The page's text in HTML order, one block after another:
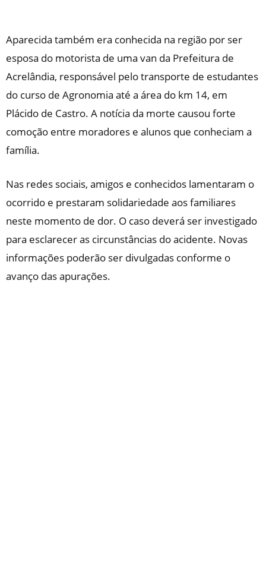
Aparecida também era conhecida na região por ser
esposa do motorista de uma van da Prefeitura de
Acrelândia, responsável pelo transporte de estudantes
do curso de Agronomia até a área do km 14, em
Plácido de Castro. A notícia da morte causou forte
comoção entre moradores e alunos que conheciam a
família.
Nas redes sociais, amigos e conhecidos lamentaram o
ocorrido e prestaram solidariedade aos familiares
neste momento de dor. O caso deverá ser investigado
para esclarecer as circunstâncias do acidente. Novas
informações poderão ser divulgadas conforme o
avanço das apurações.